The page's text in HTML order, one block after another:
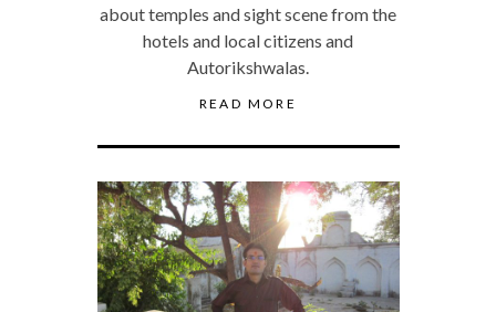
about temples and sight scene from the
hotels and local citizens and
Autorikshwalas.
READ MORE